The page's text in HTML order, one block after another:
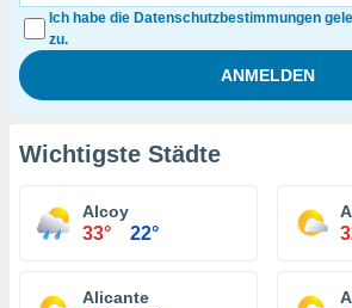
Ich habe die Datenschutzbestimmungen
zu.
Wichtigste Städte
Alcoy
33° 22°
Alicante